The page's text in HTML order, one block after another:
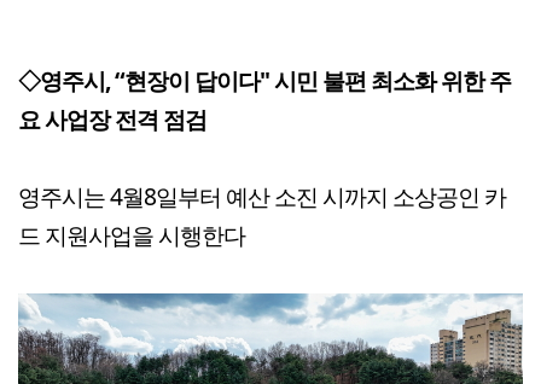
◇영주시, “현장이 답이다" 시민 불편 최소화 위한 주
요 사업장 전격 점검
영주시는 4월8일부터 예산 소진 시까지 소상공인 카
드 지원사업을 시행한다